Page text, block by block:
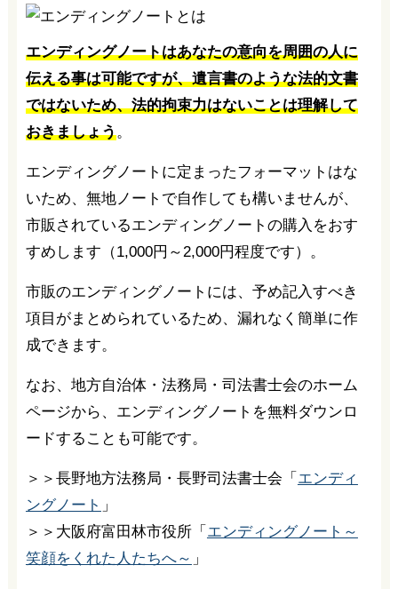
エンディングノートはあなたの意向を周囲の人に
伝える事は可能ですが、遺言書のような法的文書
ではないため、法的拘束力はないことは理解して
おきましょう。
エンディングノートに定まったフォーマットはな
いため、無地ノートで自作しても構いませんが、
市販されているエンディングノートの購入をおす
すめします（1,000円～2,000円程度です）。
市販のエンディングノートには、予め記入すべき
項目がまとめられているため、漏れなく簡単に作
成できます。
なお、地方自治体・法務局・司法書士会のホーム
ページから、エンディングノートを無料ダウンロ
ードすることも可能です。
＞＞長野地方法務局・長野司法書士会「 エンディ
ングノート 」
＞＞大阪府富田林市役所「 エンディングノート～
笑顔をくれた人たちへ～ 」